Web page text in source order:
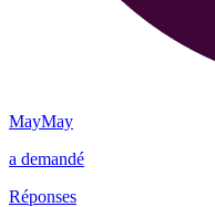
MayMay
a demandé
Réponses